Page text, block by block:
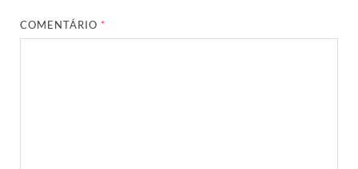
COMENTÁRIO*